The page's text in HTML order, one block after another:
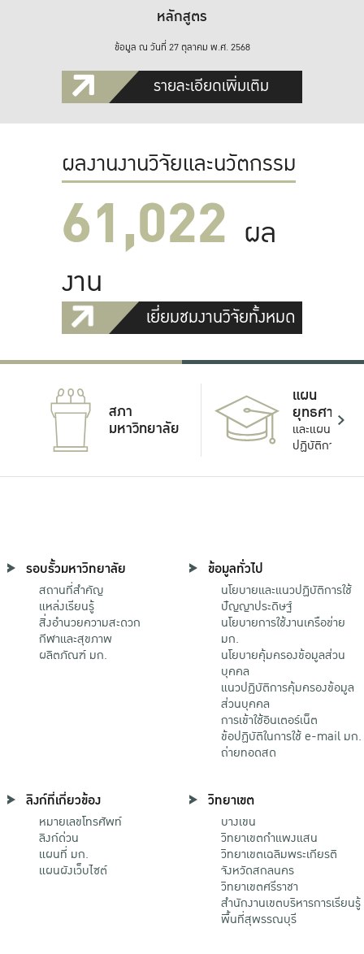
หลักสูตร
ข้อมูล ณ วันที่ 27 ตุลาคม พ.ศ. 2568
รายละเอียดเพิ่มเติม
ผลงานงานวิจัยและนวัตกรรม
61,022 ผล
งาน
เยี่ยมชมงานวิจัยทั้งหมด
สภา
มหาวิทยาลัย
แผน
ยุทธศาสตร์
และแผน
ปฏิบัติการ
รอบรั้วมหาวิทยาลัย
สถานที่สำคัญ
แหล่งเรียนรู้
สิ่งอำนวยความสะดวก
กีฬาและสุขภาพ
ผลิตภัณฑ์ มก.
ข้อมูลทั่วไป
นโยบายและแนวปฏิบัติการใช้
ปัญญาประดิษฐ์
นโยบายการใช้งานเครือข่าย
มก.
นโยบายคุ้มครองข้อมูลส่วน
บุคคล
แนวปฏิบัติการคุ้มครองข้อมูล
ส่วนบุคคล
การเข้าใช้อินเตอร์เน็ต
ข้อปฏิบัติในการใช้ e-mail มก.
ถ่ายทอดสด
ลิงก์ที่เกี่ยวข้อง
หมายเลขโทรศัพท์
ลิงก์ด่วน
แผนที่ มก.
แผนผังเว็บไซต์
วิทยาเขต
บางเขน
วิทยาเขตกําแพงแสน
วิทยาเขตเฉลิมพระเกียรติ
จังหวัดสกลนคร
วิทยาเขตศรีราชา
สำนักงานเขตบริหารการเรียนรู้
พื้นที่สุพรรณบุรี